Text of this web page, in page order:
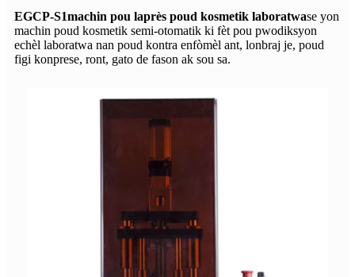
EGCP-S1machin pou laprès poud kosmetik laboratwase yon
machin poud kosmetik semi-otomatik ki fèt pou pwodiksyon
echèl laboratwa nan poud kontra enfòmèl ant, lonbraj je, poud
figi konprese, ront, gato de fason ak sou sa.